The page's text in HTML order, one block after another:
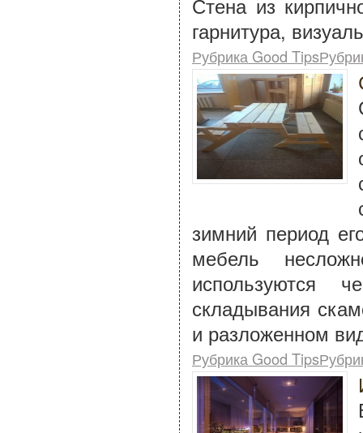
гарнитура,
Рубрика Good
зимний период
мебель
используются
складывания
и разложенном
Рубрика Good